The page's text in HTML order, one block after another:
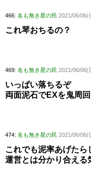
466: 名も無き星の民 2021/06/06(
これ琴おちるの？
469: 名も無き星の民 2021/06/06(
いっぱい落ちるぞ
両面泥石でEXを鬼周
474: 名も無き星の民 2021/06/06(
これでも泥率あげたら
運営とは分かり合える